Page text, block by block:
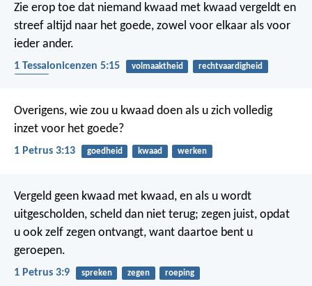
Zie erop toe dat niemand kwaad met kwaad vergeldt en
streef altijd naar het goede, zowel voor elkaar als voor
ieder ander.
1 Tessalonicenzen 5:15 volmaaktheid
rechtvaardigheid
Overigens, wie zou u kwaad doen als u zich volledig
inzet voor het goede?
1 Petrus 3:13 goedheid kwaad werken
Vergeld geen kwaad met kwaad, en als u wordt
uitgescholden, scheld dan niet terug; zegen juist, opdat
u ook zelf zegen ontvangt, want daartoe bent u
geroepen.
1 Petrus 3:9 spreken zegen roeping